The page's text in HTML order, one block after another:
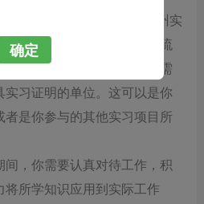
学毕业生实习证明，办广州实
么办，办理广州实习证明的流
确定实习单位‌：首先，你需
习证明的单位。这可以是你
是你参与的其他实习项目所
，你需要认真对待工作，积
所学知识应用到实际工作
确定